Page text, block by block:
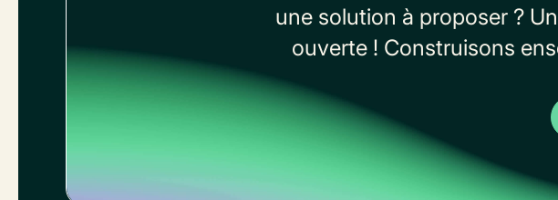
une solution à proposer ?
ouverte ! Construisons